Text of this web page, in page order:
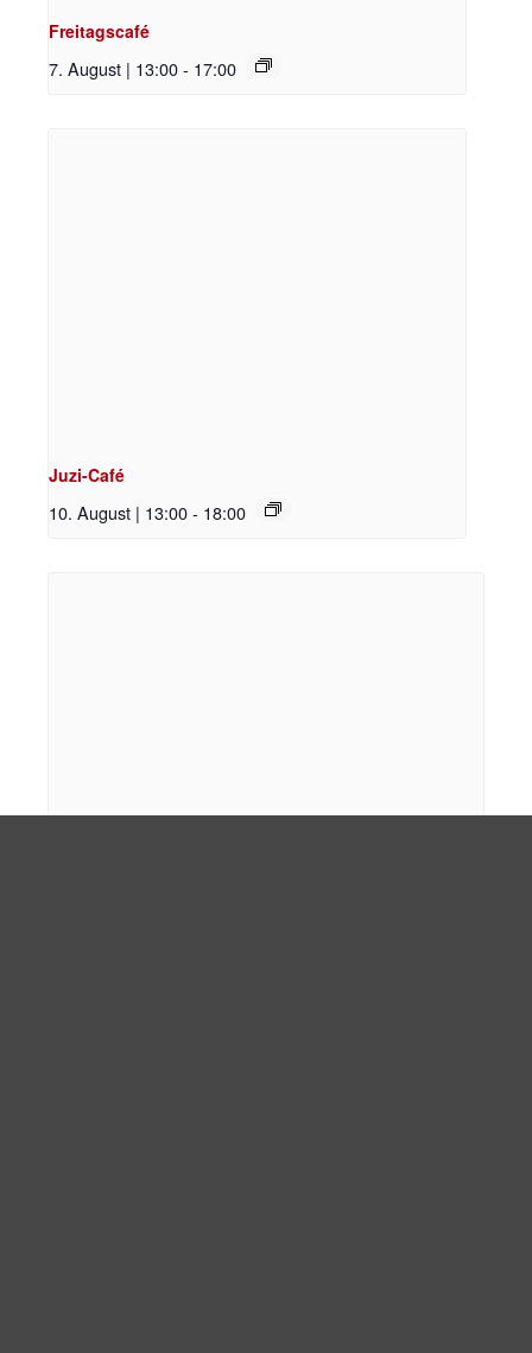
Freitagscafé
7. August | 13:00- 17:00
Juzi-Café
10. August | 13:00- 18:00